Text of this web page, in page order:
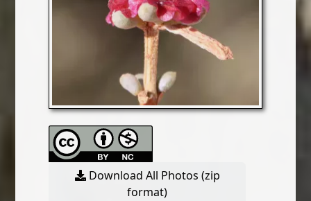
Download All Photos (zip
format)